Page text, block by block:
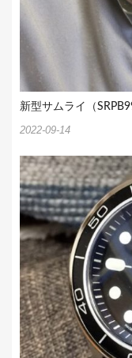
新型サムライ（
2022-09-14